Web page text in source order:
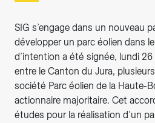
SIG s’engage dans un nouveau
développer un parc éolien dans
d’intention a été signée, lundi
entre le Canton du Jura,
société Parc éolien de la Haute-
actionnaire majoritaire. Cet
études pour la réalisation d’un